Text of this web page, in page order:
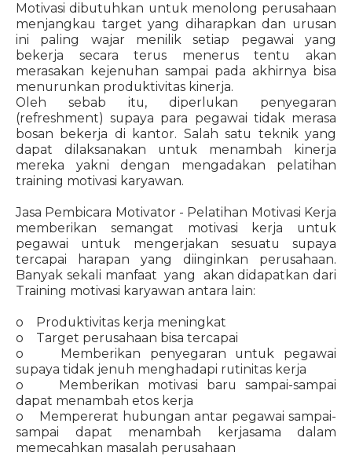
Motivasi dibutuhkan untuk menolong perusahaan
menjangkau target yang diharapkan dan urusan
ini paling wajar menilik setiap pegawai yang
bekerja secara terus menerus tentu akan
merasakan kejenuhan sampai pada akhirnya bisa
menurunkan produktivitas kinerja.
Oleh sebab itu, diperlukan penyegaran
(refreshment) supaya para pegawai tidak merasa
bosan bekerja di kantor. Salah satu teknik yang
dapat dilaksanakan untuk menambah kinerja
mereka yakni dengan mengadakan pelatihan
training motivasi karyawan.
Jasa Pembicara Motivator - Pelatihan Motivasi Kerja
memberikan semangat motivasi kerja untuk
pegawai untuk mengerjakan sesuatu supaya
tercapai harapan yang diinginkan perusahaan.
Banyak sekali manfaat yang akan didapatkan dari
Training motivasi karyawan antara lain:
o Produktivitas kerja meningkat
o Target perusahaan bisa tercapai
o Memberikan penyegaran untuk pegawai
supaya tidak jenuh menghadapi rutinitas kerja
o Memberikan motivasi baru sampai-sampai
dapat menambah etos kerja
o Mempererat hubungan antar pegawai sampai-
sampai dapat menambah kerjasama dalam
memecahkan masalah perusahaan